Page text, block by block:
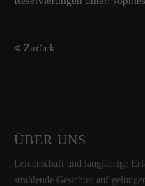
Zurück
ÜBER UNS
Leidenschaft und langjährige
strahlende Gesichter auf